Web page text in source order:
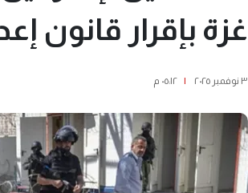
غزة بإقرار قانون
٣ نوفمبر ٢٠٢٥ | ٠٥:١٢ م